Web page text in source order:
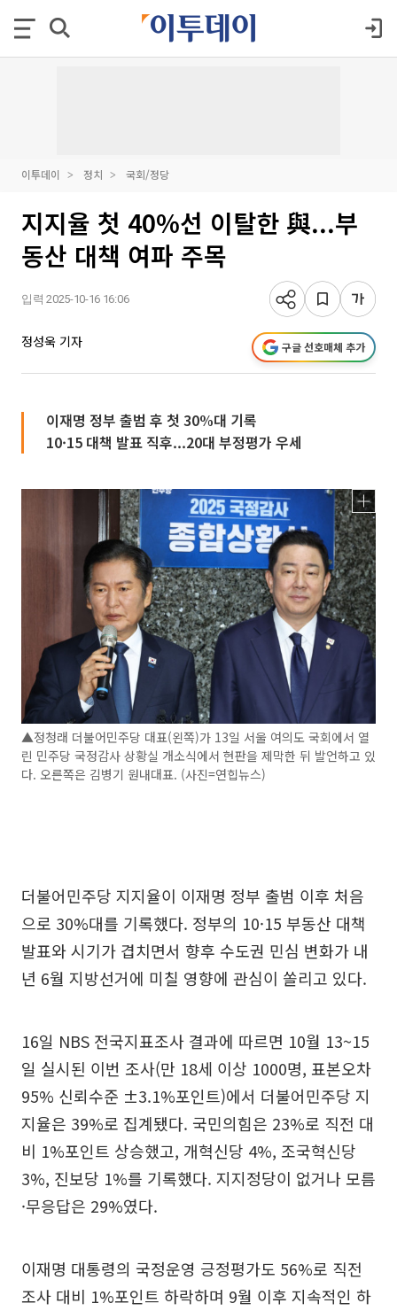
이투데이 정치 국회/정당
지지율 첫 40%선 이탈한 與...부
동산 대책 여파 주목
입력 2025-10-16 16:06
정성욱 기자 구글 선호매체 추가
이재명 정부 출범 후 첫 30%대 기록
10·15 대책 발표 직후...20대 부정평가 우세
▲정청래 더불어민주당 대표(왼쪽)가 13일 서울 여의도 국회에서 열
린 민주당 국정감사 상황실 개소식에서 현판을 제막한 뒤 발언하고 있
다. 오른쪽은 김병기 원내대표. (사진=연힙뉴스)
더불어민주당 지지율이 이재명 정부 출범 이후 처음
으로 30%대를 기록했다. 정부의 10·15 부동산 대책
발표와 시기가 겹치면서 향후 수도권 민심 변화가 내
년 6월 지방선거에 미칠 영향에 관심이 쏠리고 있다.
16일 NBS 전국지표조사 결과에 따르면 10월 13~15
일 실시된 이번 조사(만 18세 이상 1000명, 표본오차
95% 신뢰수준 ±3.1%포인트)에서 더불어민주당 지
지율은 39%로 집계됐다. 국민의힘은 23%로 직전 대
비 1%포인트 상승했고, 개혁신당 4%, 조국혁신당
3%, 진보당 1%를 기록했다. 지지정당이 없거나 모름
·무응답은 29%였다.
이재명 대통령의 국정운영 긍정평가도 56%로 직전
조사 대비 1%포인트 하락하며 9월 이후 지속적인 하